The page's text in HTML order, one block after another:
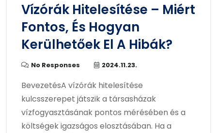
Vízórák Hitelesítése – Miért
Fontos, És Hogyan
Kerülhetőek El A Hibák?
No Responses 2024.11.23.
BevezetésA vízórák hitelesítése
kulcsszerepet játszik a társasházak
vízfogyasztásának pontos mérésében és a
költségek igazságos elosztásában. Ha a